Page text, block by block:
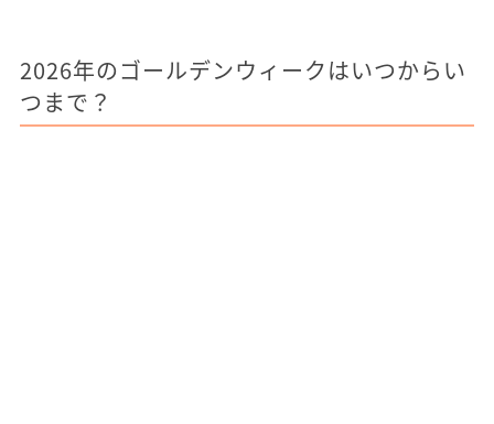
2026年のゴールデンウィークはいつからい
つまで？